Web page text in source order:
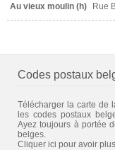
Au vieux moulin (h) Rue
Codes postaux
Télécharger la carte de
les codes postaux
Ayez toujours à portée
belges.
Cliquer ici pour avoir